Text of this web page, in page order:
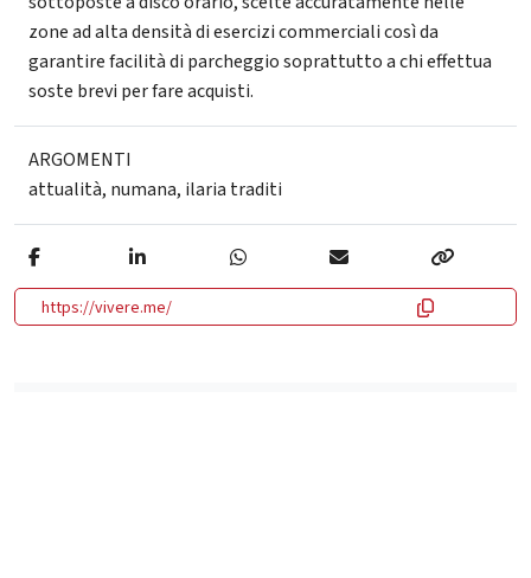
zone ad alta densità di esercizi commerciali così da
garantire facilità di parcheggio soprattutto a chi effettua
soste brevi per fare acquisti.
ARGOMENTI
attualità, numana, ilaria traditi
https://vivere.me/